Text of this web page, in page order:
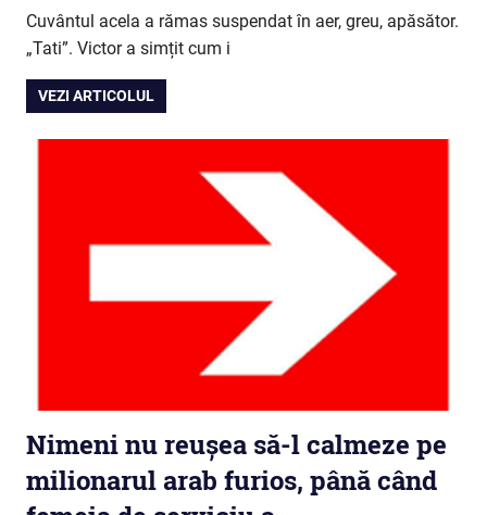
Cuvântul acela a rămas suspendat în aer, greu, apăsător.
„Tati”. Victor a simțit cum i
VEZI ARTICOLUL
Nimeni nu reușea să-l calmeze pe
milionarul arab furios, până când